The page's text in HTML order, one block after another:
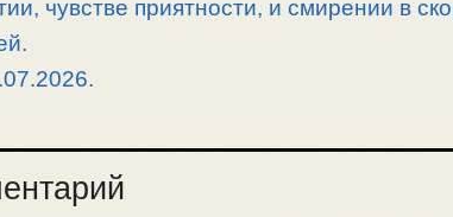
чувстве приятности, и смирении в